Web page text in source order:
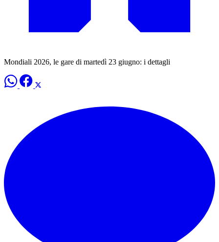
Mondiali 2026, le gare di martedì 23 giugno: i dettagli